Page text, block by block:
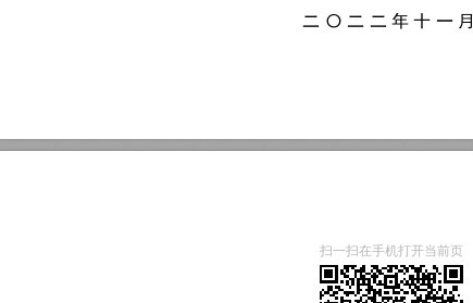
扫一扫在手机打开当前页